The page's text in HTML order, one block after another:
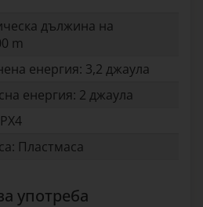
дължина на
m
енергия: 3,2 джаула
енергия: 2 джаула
Пластмаса
употреба